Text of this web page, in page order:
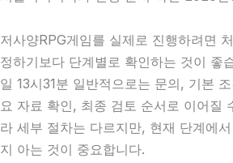
저사양RPG게임를 실제로 진행하려면
정하기보다 단계별로 확인하는 것이 좋
일 13시31분 일반적으로는 문의, 기본
요 자료 확인, 최종 검토 순서로 이어질
라 세부 절차는 다르지만, 현재 단계에
지 아는 것이 중요합니다.